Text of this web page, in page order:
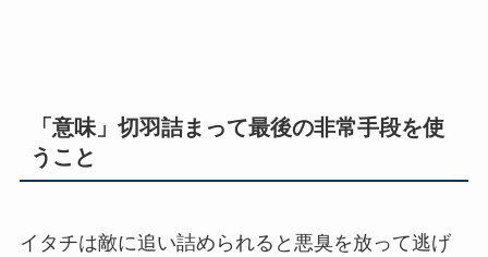
「意味」切羽詰まって最後の非常手段を使
うこと
イタチは敵に追い詰められると悪臭を放って逃げ